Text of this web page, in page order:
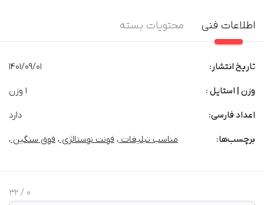
اطلاعات فنی محتویات بسته
تاریخ انتشار: 1401/09/01
وزن | استایل : 1 وزن
اعداد فارسی: دارد
برچسب‌‌ها: مناسب تبلیغات ، فونت نوستالژی ، فوق سنگین ،
0
/ 32